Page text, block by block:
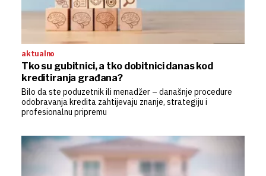
aktualno
Tko su gubitnici, a tko dobitnici danas kod
kreditiranja građana?
Bilo da ste poduzetnik ili menadžer – današnje procedure
odobravanja kredita zahtijevaju znanje, strategiju i
profesionalnu pripremu